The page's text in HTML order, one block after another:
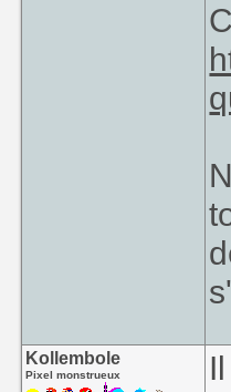
Kollembole
Pixel monstrueux